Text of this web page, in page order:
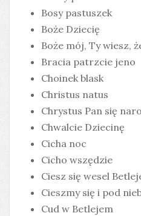
Bosy pastuszek
Boże Dziecię
Boże mój, Ty wiesz,
Bracia patrzcie jeno
Choinek blask
Christus natus
Chrystus Pan się
Chwalcie Dziecinę
Cicha noc
Cicho wszędzie
Ciesz się wesel
Cieszmy się i pod
Cud w Betlejem